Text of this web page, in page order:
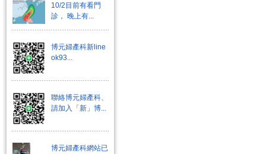
10/2目前有看門
診， 晚上有...
博元婦產科新line
ok93...
聯絡博元婦產科、
請加入「新」博...
博元婦產科網站已